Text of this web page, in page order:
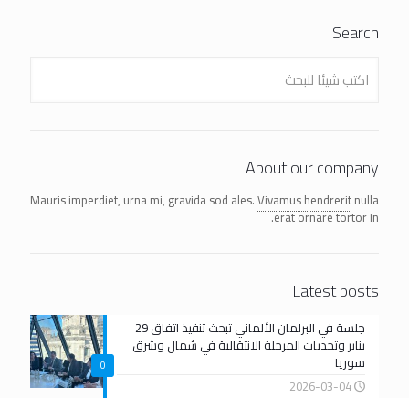
Search
About our company
Mauris imperdiet, urna mi, gravida sod ales.Vivamus hendreritnulla
erat ornare tortor in.
Latest posts
0
جلسة في البرلمان الألماني تبحث تنفيذ اتفاق 29
يناير وتحديات المرحلة الانتقالية في شمال وشرق
سوريا
2026-03-04